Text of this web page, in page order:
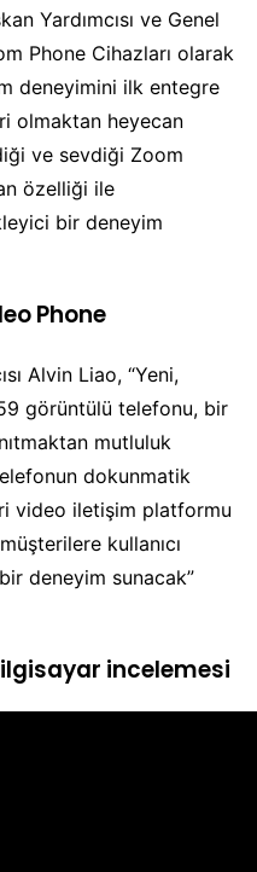
Yardımcısı ve Genel
Phone Cihazları olarak
deneyimini ilk entegre
olmaktan heyecan
ve sevdiği Zoom
özelliği ile
bir deneyim
Phone
Alvin Liao, “Yeni,
görüntülü telefonu, bir
mutluluk
dokunmatik
video iletişim platformu
kullanıcı
deneyim sunacak”
incelemesi